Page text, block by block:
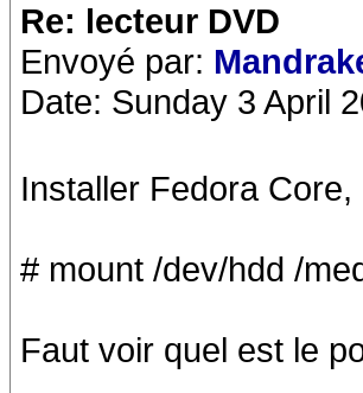
Re: lecteur DVD
Envoyé par:
Date: Sunday 3 April
Installer Fedora
# mount /dev/hdd /
Faut voir quel est le